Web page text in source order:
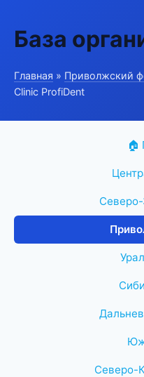
База
Главная » Приволжский
Clinic ProfiDent
🏠
Северо-